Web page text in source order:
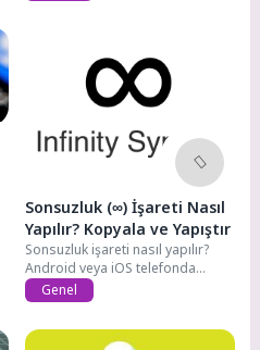
Sonsuzluk (∞) İşareti Nasıl
Yapılır? Kopyala ve Yapıştır
Sonsuzluk işareti nasıl yapılır?
Android veya iOS telefonda
sonsuzluk işareti...
Genel